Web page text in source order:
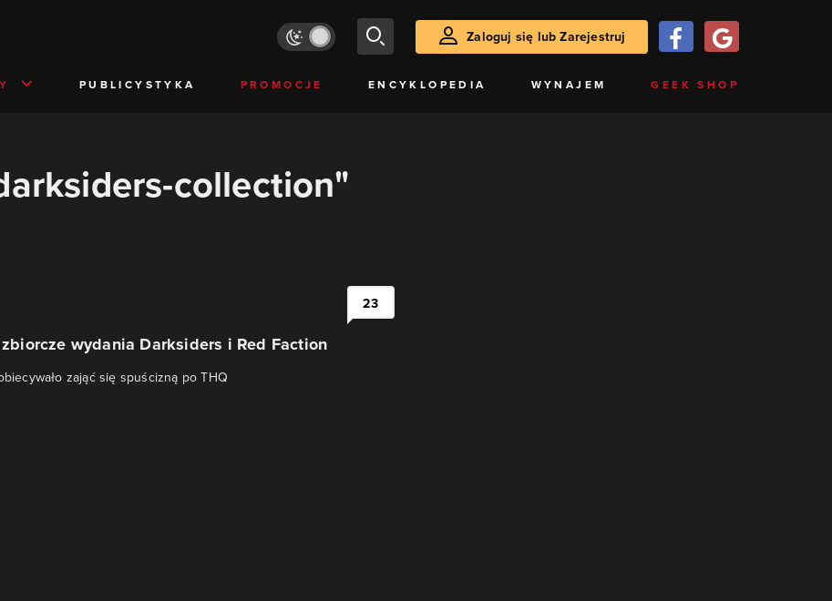
Zaloguj się lub Zarejestruj
PUBLICYSTYKA PROMOCJE ENCYKLOPEDIA WYNAJEM GEEK SHOP
collection"
wydania Darksiders i Red Faction
zająć się spuścizną po THQ
23